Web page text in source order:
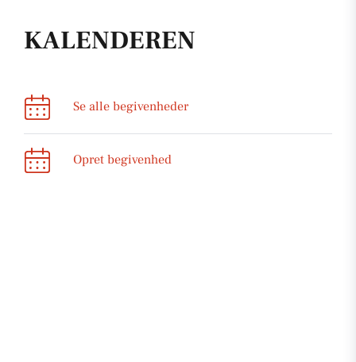
KALENDEREN
Se alle begivenheder
Opret begivenhed